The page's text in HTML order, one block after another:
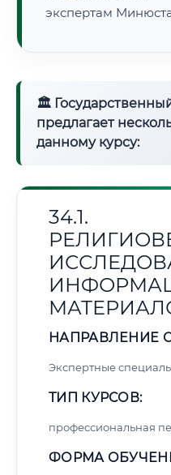
экспертам
🏛
предлагает
данному курсу:
34.1.
НАПРАВЛЕНИЕ
Экспертные
ТИП КУРСОВ:
профессиональная
ФОРМА